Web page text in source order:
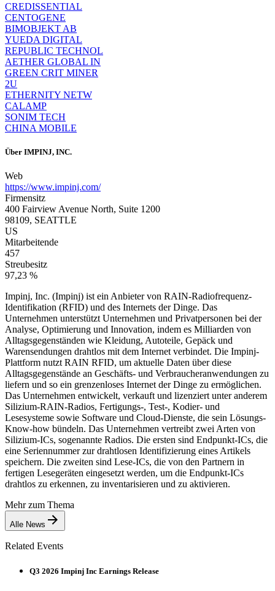
CREDISSENTIAL
CENTOGENE
BIMOBJEKT AB
YUEDA DIGITAL
REPUBLIC TECHNOL
AETHER GLOBAL IN
GREEN CRIT MINER
2U
ETHERNITY NETW
CALAMP
SONIM TECH
CHINA MOBILE
Über IMPINJ, INC.
Web
https://www.impinj.com/
Firmensitz
400 Fairview Avenue North, Suite 1200
98109, SEATTLE
US
Mitarbeitende
457
Streubesitz
97,23 %
Impinj, Inc. (Impinj) ist ein Anbieter von RAIN-Radiofrequenz-
Identifikation (RFID) und des Internets der Dinge. Das
Unternehmen unterstützt Unternehmen und Privatpersonen bei der
Analyse, Optimierung und Innovation, indem es Milliarden von
Alltagsgegenständen wie Kleidung, Autoteile, Gepäck und
Warensendungen drahtlos mit dem Internet verbindet. Die Impinj-
Plattform nutzt RAIN RFID, um aktuelle Daten über diese
Alltagsgegenstände an Geschäfts- und Verbraucheranwendungen zu
liefern und so ein grenzenloses Internet der Dinge zu ermöglichen.
Das Unternehmen entwickelt, verkauft und lizenziert unter anderem
Silizium-RAIN-Radios, Fertigungs-, Test-, Kodier- und
Lesesysteme sowie Software und Cloud-Dienste, die sein Lösungs-
Know-how bündeln. Das Unternehmen vertreibt zwei Arten von
Silizium-ICs, sogenannte Radios. Die ersten sind Endpunkt-ICs, die
eine Seriennummer zur drahtlosen Identifizierung eines Artikels
speichern. Die zweiten sind Lese-ICs, die von den Partnern in
fertigen Lesegeräten eingesetzt werden, um die Endpunkt-ICs
drahtlos zu erkennen, zu inventarisieren und zu aktivieren.
Mehr zum Thema
Alle News
Related Events
Q3 2026 Impinj Inc Earnings Release